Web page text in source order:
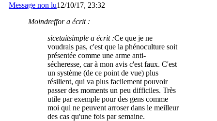
Message non lu12/10/17, 23:32
Moindreffor a écrit :
sicetaitsimple a écrit :Ce que je ne
voudrais pas, c'est que la phénoculture soit
présentée comme une arme anti-
sécheresse, car à mon avis c'est faux. C'est
un système (de ce point de vue) plus
résilient, qui va plus facilement pouvoir
passer des moments un peu difficiles. Très
utile par exemple pour des gens comme
moi qui ne peuvent arroser dans le meilleur
des cas qu'une fois par semaine.